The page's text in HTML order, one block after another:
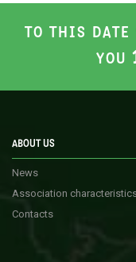
TO THIS DATE
YOU
ABOUT US
News
Association
Contacts